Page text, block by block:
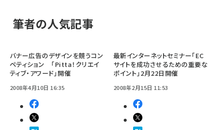
筆者の人気記事
バナー広告のデザインを競うコン
ペティション 「Pitta！クリエイ
ティブ・アワード」開催
2008年4月10日 16:35
最新インターネットセミナー「EC
サイトを成功させるための重要な
ポイント」2月22日開催
2008年2月15日 11:53